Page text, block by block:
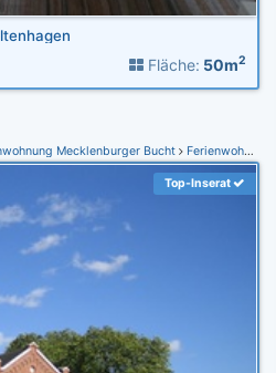
Fläche: 50m2
Mecklenburger Bucht Ferienwohnung Rodenberg (Stepeniitztal)
Top-Inserat